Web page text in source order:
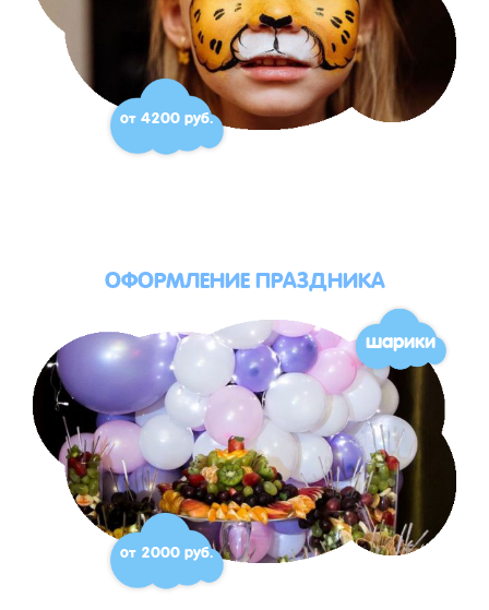
от 4200 руб.
ОФОРМЛЕНИЕ ПРАЗДНИКА
шарики
от 2000 руб.